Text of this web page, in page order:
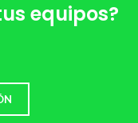
equipos?